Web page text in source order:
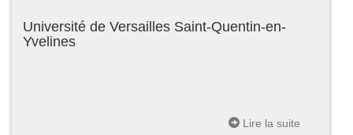
Université de Versailles Saint-Quentin-en-
Yvelines
Lire la suite